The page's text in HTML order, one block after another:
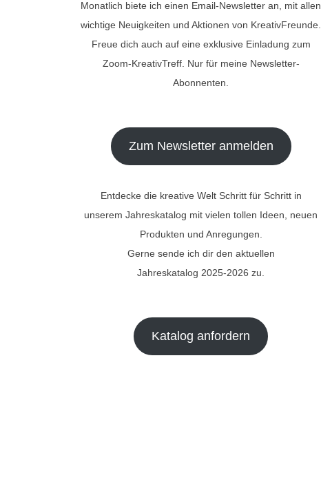
Monatlich biete ich einen Email-Newsletter an, mit allen
wichtige Neuigkeiten und Aktionen von KreativFreunde.
Freue dich auch auf eine exklusive Einladung zum
Zoom-KreativTreff. Nur für meine Newsletter-
Abonnenten.
Zum Newsletter anmelden
Entdecke die kreative Welt Schritt für Schritt in
unserem Jahreskatalog mit vielen tollen Ideen, neuen
Produkten und Anregungen.
Gerne sende ich dir den aktuellen
Jahreskatalog 2025-2026 zu.
Katalog anfordern